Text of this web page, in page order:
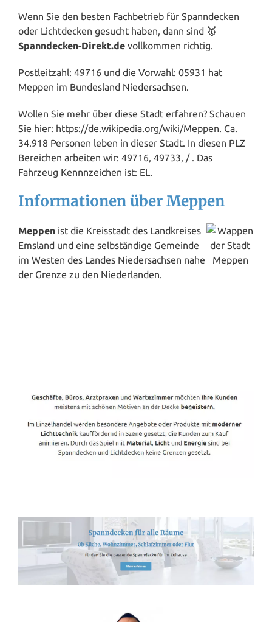
Wenn Sie den besten Fachbetrieb für Spanndecken
oder Lichtdecken gesucht haben, dann sind 🥇
Spanndecken-Direkt.de vollkommen richtig.
Postleitzahl: 49716 und die Vorwahl: 05931 hat
Meppen im Bundesland Niedersachsen.
Wollen Sie mehr über diese Stadt erfahren? Schauen
Sie hier: https://de.wikipedia.org/wiki/Meppen. Ca.
34.918 Personen leben in dieser Stadt. In diesen PLZ
Bereichen arbeiten wir: 49716, 49733, / . Das
Fahrzeug Kennnzeichen ist: EL.
Informationen über Meppen
Meppen ist die Kreisstadt des Landkreises
Emsland und eine selbständige Gemeinde
im Westen des Landes Niedersachsen nahe
der Grenze zu den Niederlanden.